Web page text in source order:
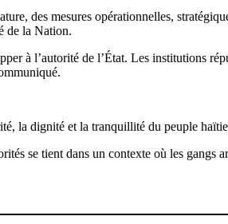
des mesures opérationnelles,
de la Nation.
à l’autorité de l’État. Les institutions
la dignité et la tranquillité du peuple
se tient dans un contexte où les